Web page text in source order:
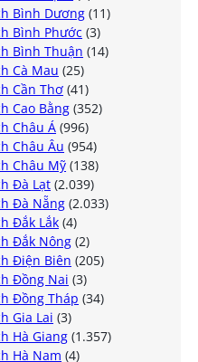
Bình Dương (11)
Bình Phước (3)
Bình Thuận (14)
Cà Mau (25)
Cần Thơ (41)
Cao Bằng (352)
Châu Á (996)
Châu Âu (954)
Châu Mỹ (138)
Đà Lạt (2.039)
Đà Nẵng (2.033)
Đắk Lắk (4)
Đắk Nông (2)
Điện Biên (205)
Đồng Nai (3)
Đồng Tháp (34)
Gia Lai (3)
Hà Giang (1.357)
Hà Nam (4)